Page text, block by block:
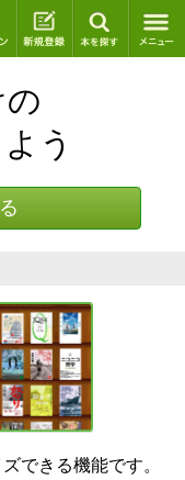
ログイン 新規登録
う
できる機能です。